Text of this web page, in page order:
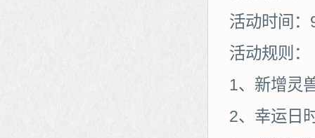
活动时间
活动规则：
1、新增灵
2、幸运日